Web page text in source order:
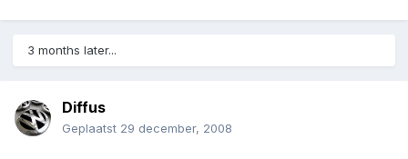
3 months later...
Diffus
Geplaatst 29 december, 2008